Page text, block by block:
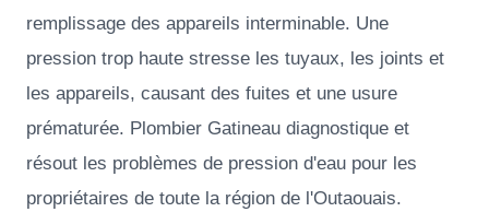
remplissage des appareils interminable. Une
pression trop haute stresse les tuyaux, les joints et
les appareils, causant des fuites et une usure
prématurée. Plombier Gatineau diagnostique et
résout les problèmes de pression d'eau pour les
propriétaires de toute la région de l'Outaouais.